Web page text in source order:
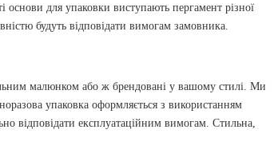
основи для упаковки виступають пергамент різної
будуть відповідати вимогам замовника.
малюнком або ж брендовані у вашому стилі. Ми
упаковка оформляється з використанням
відповідати експлуатаційним вимогам. Стильна,